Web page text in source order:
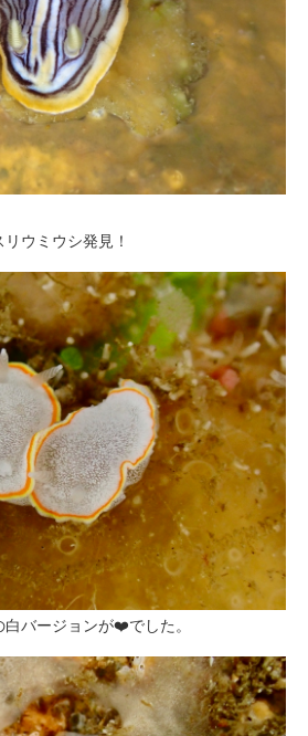
ウミウシ発見！
バージョンが❤️でした。